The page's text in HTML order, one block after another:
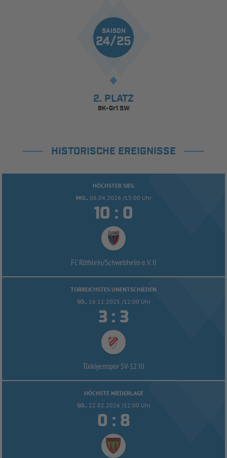
SAISON
24/25
2. PLATZ
BK-Gr1 SW
HISTORISCHE EREIGNISSE
HÖCHSTER SIEG
MO.. 06.04.2026 /15:00 Uhr
 : 
FC Röthlein/Schwebheim e.V. II
TORREICHSTES UNENTSCHIEDEN
SO.. 16.11.2025 /12:00 Uhr
 : 
Türkiyemspor SV-12 III
HÖCHSTE NIEDERLAGE
SO.. 22.02.2026 /12:00 Uhr
 : 